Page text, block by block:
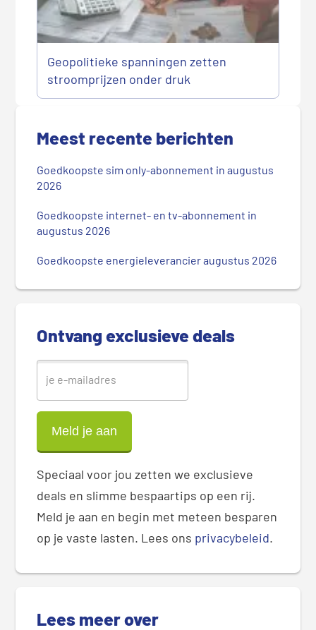
Geopolitieke spanningen zetten
stroomprijzen onder druk
d
Meest recente berichten
Goedkoopste sim only-abonnement in augustus
2026
Goedkoopste internet- en tv-abonnement in
augustus 2026
Goedkoopste energieleverancier augustus 2026
Ontvang exclusieve deals
Speciaal voor jou zetten we exclusieve
deals en slimme bespaartips op een rij.
Meld je aan en begin met meteen besparen
op je vaste lasten. Lees ons privacybeleid.
Lees meer over